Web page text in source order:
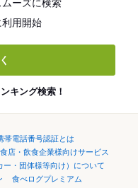
ーズに検索
用開始
キング検索！
帯電話番号認証とは
店・飲食企業様向けサービス
ー・団体様等向け）について
食べログプレミアム